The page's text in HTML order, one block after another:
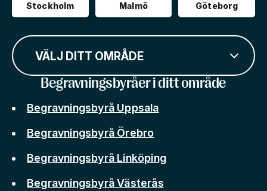
Stockholm Malmö Göteborg
VÄLJ DITT OMRÅDE
Begravningsbyråer i ditt område
Begravningsbyrå Uppsala
Begravningsbyrå Örebro
Begravningsbyrå Linköping
Begravningsbyrå Västerås